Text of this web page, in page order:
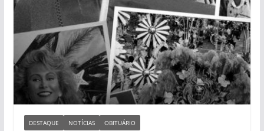
DESTAQUE NOTÍCIAS OBITUÁRIO